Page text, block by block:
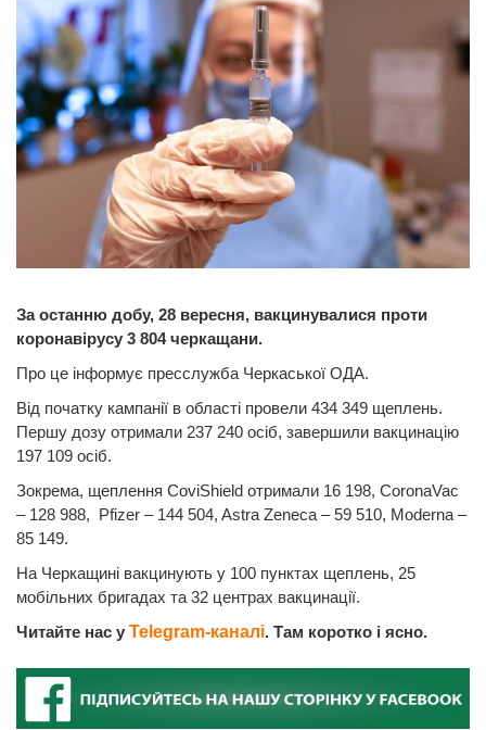
За останню добу, 28 вересня, вакцинувалися проти
коронавірусу 3 804 черкащани.
Про це інформує пресслужба Черкаської ОДА.
Від початку кампанії в області провели 434 349 щеплень.
Першу дозу отримали 237 240 осіб, завершили вакцинацію
197 109 осіб.
Зокрема, щеплення CoviShield отримали 16 198, CoronaVac
– 128 988, Pfizer – 144 504, Astra Zeneca – 59 510, Moderna –
85 149.
На Черкащині вакцинують у 100 пунктах щеплень, 25
мобільних бригадах та 32 центрах вакцинації.
Читайте нас у Telegram-каналі. Там коротко і ясно.